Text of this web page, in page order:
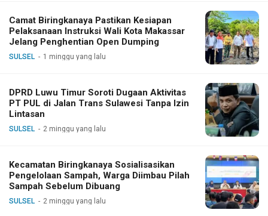
Camat Biringkanaya Pastikan Kesiapan
Pelaksanaan Instruksi Wali Kota Makassar
Jelang Penghentian Open Dumping
SULSEL 1 minggu yang lalu
DPRD Luwu Timur Soroti Dugaan Aktivitas
PT PUL di Jalan Trans Sulawesi Tanpa Izin
Lintasan
SULSEL 2 minggu yang lalu
Kecamatan Biringkanaya Sosialisasikan
Pengelolaan Sampah, Warga Diimbau Pilah
Sampah Sebelum Dibuang
SULSEL 2 minggu yang lalu